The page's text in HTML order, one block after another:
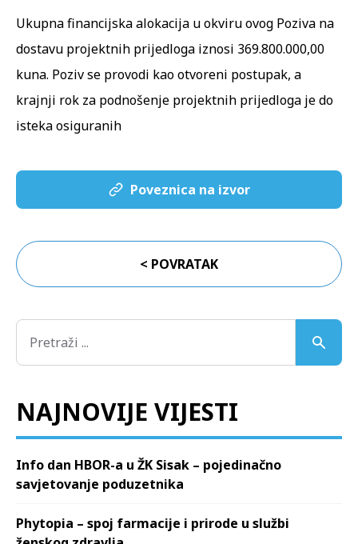
Ukupna financijska alokacija u okviru ovog Poziva na
dostavu projektnih prijedloga iznosi 369.800.000,00
kuna. Poziv se provodi kao otvoreni postupak, a
krajnji rok za podnošenje projektnih prijedloga je do
isteka osiguranih
Poveznica na izvor
< POVRATAK
NAJNOVIJE VIJESTI
Info dan HBOR-a u ŽK Sisak – pojedinačno
savjetovanje poduzetnika
Phytopia – spoj farmacije i prirode u službi